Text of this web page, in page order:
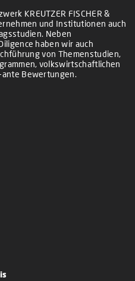
KREUTZER FISCHER &
und Institutionen auch
Neben
haben wir auch
von Themenstudien,
volkswirtschaftlichen
Bewertungen.